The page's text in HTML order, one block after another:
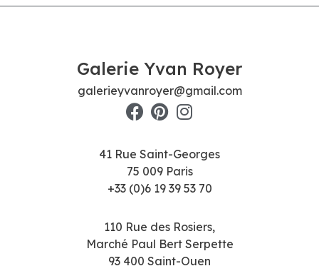
Galerie Yvan Royer
galerieyvanroyer@gmail.com
41 Rue Saint-Georges
75 009 Paris
+33 (0)6 19 39 53 70
110 Rue des Rosiers,
Marché Paul Bert Serpette
93 400 Saint-Ouen